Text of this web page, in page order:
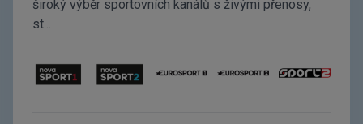
široký výběr sportovních kanálů s živými přenosy,
st...